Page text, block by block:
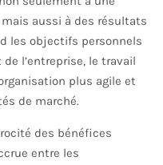
aussi à des résultats
les objectifs personnels
l’entreprise, le travail
plus agile et
de marché.
des bénéfices
entre les